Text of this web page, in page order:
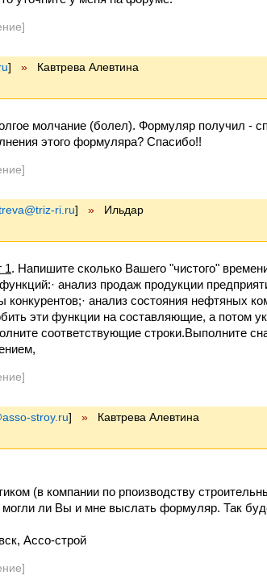
] » Кавтрева Алевтина
молчание (болел). Формуляр получил -
этого формуляра? Спасибо!!
ri.ru] » Ильдар
1. Напишите сколько Вашего "чистого"
анализ продаж продукции
конкурентов;· анализ состояния нефтяных
эти функции на составляющие, а потом
соответствующие строки.Выполните
stroy.ru] » Кавтрева Алевтина
(в компании по рпоизводству
ли Вы и мне выслать формуляр. Так
Ассо-строй